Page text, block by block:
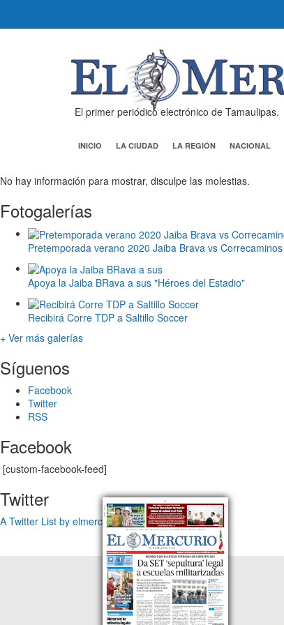
El primer periódico electrónico de Tamaulipas.
INICIO LA CIUDAD LA REGIÓN NACIONAL
No hay información para mostrar, disculpe las molestias.
Fotogalerías
Pretemporada verano 2020 Jaiba Brava vs Correcaminos
Apoya la Jaiba BRava a sus "Héroes del Estadio"
Recibirá Corre TDP a Saltillo Soccer
+ Ver más galerías
Síguenos
Facebook
Twitter
RSS
Facebook
[custom-facebook-feed]
Twitter
A Twitter List by elmercuriotam